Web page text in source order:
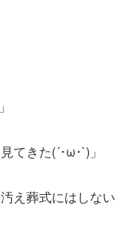
てきた(´･ω･`)」
え葬式にはしない